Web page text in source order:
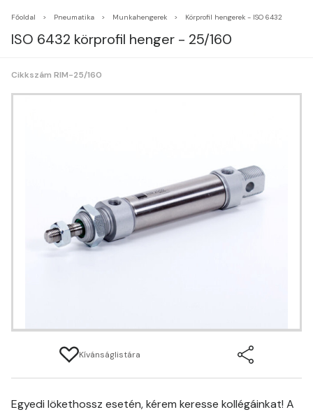
Főoldal Pneumatika Munkahengerek Körprofil hengerek - ISO 6432
ISO 6432 körprofil henger - 25/160
Cikkszám RIM-25/160
Kívánságlistára
Egyedi lökethossz esetén, kérem keresse kollégáinkat! A